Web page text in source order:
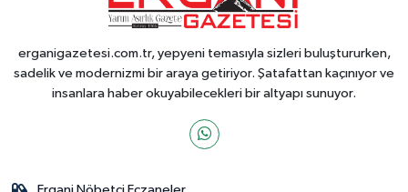
erganigazetesi.com.tr, yepyeni temasıyla sizleri buluştururken,
sadelik ve modernizmi bir araya getiriyor. Şatafattan kaçınıyor ve
insanlara haber okuyabilecekleri bir altyapı sunuyor.
Ergani Nöbetçi Eczaneler